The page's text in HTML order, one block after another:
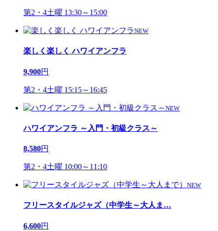
第2・4土曜 13:30～15:00
NEW
楽しく楽しく ハワイアンフラ
9,900円
第2・4土曜 15:15～16:45
NEW
ハワイアンフラ ～入門・初級クラス～
8,580円
第2・4土曜 10:00～11:10
NEW
フリースタイルジャズ（中学生～大人ま…
6,600円